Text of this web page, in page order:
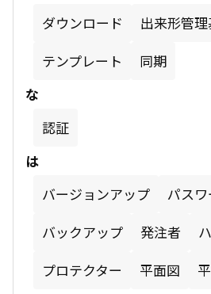
ダウンロード
出来形管
テンプレート
同期
な
認証
は
バージョンアップ
パス
バックアップ
発注者
プロテクター
平面図